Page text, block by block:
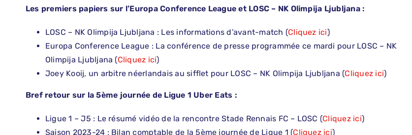
Les premiers papiers sur l’Europa Conference League et LOSC – NK Olimpija Ljubljana :
LOSC – NK Olimpija Ljubljana : Les informations d’avant-match (Cliquez ici)
Europa Conference League : La conférence de presse programmée ce mardi pour LOSC – NK
Olimpija Ljubljana (Cliquez ici)
Joey Kooij, un arbitre néerlandais au sifflet pour LOSC – NK Olimpija Ljubljana (Cliquez ici)
Bref retour sur la 5ème journée de Ligue 1 Uber Eats :
Ligue 1 – J5 : Le résumé vidéo de la rencontre Stade Rennais FC – LOSC (Cliquez ici)
Saison 2023-24 : Bilan comptable de la 5ème journée de Ligue 1 (Cliquez ici)